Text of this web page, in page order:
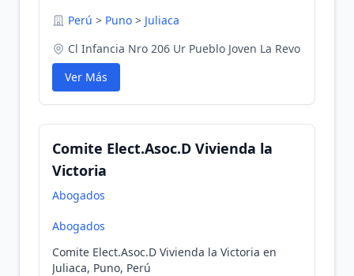
Perú > Puno > Juliaca
Cl Infancia Nro 206 Ur Pueblo Joven La Revo
Ver Más
Comite Elect.Asoc.D Vivienda la
Victoria
Abogados
Abogados
Comite Elect.Asoc.D Vivienda la Victoria en
Juliaca, Puno, Perú